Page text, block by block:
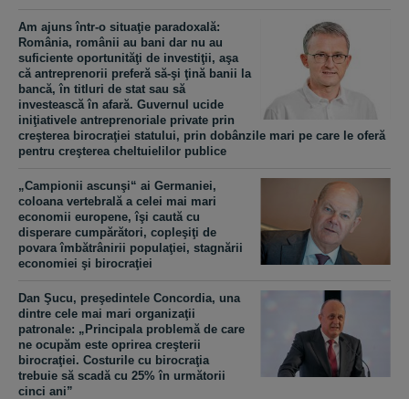
Am ajuns într-o situaţie paradoxală:
România, românii au bani dar nu au
suficiente oportunităţi de investiţii, aşa
că antreprenorii preferă să-şi ţină banii la
bancă, în titluri de stat sau să
investească în afară. Guvernul ucide
iniţiativele antreprenoriale private prin
creşterea birocraţiei statului, prin dobânzile mari pe care le oferă
pentru creşterea cheltuielilor publice
„Campionii ascunşi“ ai Germaniei,
coloana vertebrală a celei mai mari
economii europene, îşi caută cu
disperare cumpărători, copleşiţi de
povara îmbătrânirii populaţiei, stagnării
economiei şi birocraţiei
​Dan Şucu, preşedintele Concordia, una
dintre cele mai mari organizaţii
patronale: „Principala problemă de care
ne ocupăm este oprirea creşterii
birocraţiei. Costurile cu birocraţia
trebuie să scadă cu 25% în următorii
cinci ani”